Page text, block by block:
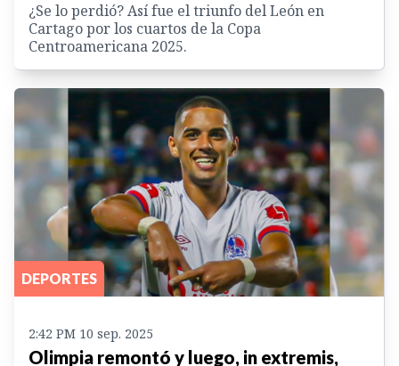
¿Se lo perdió? Así fue el triunfo del León en
Cartago por los cuartos de la Copa
Centroamericana 2025.
DEPORTES
2:42 PM 10 sep. 2025
Olimpia remontó y luego, in extremis,